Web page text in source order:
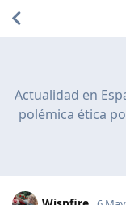
Actualidad en
polémica ética